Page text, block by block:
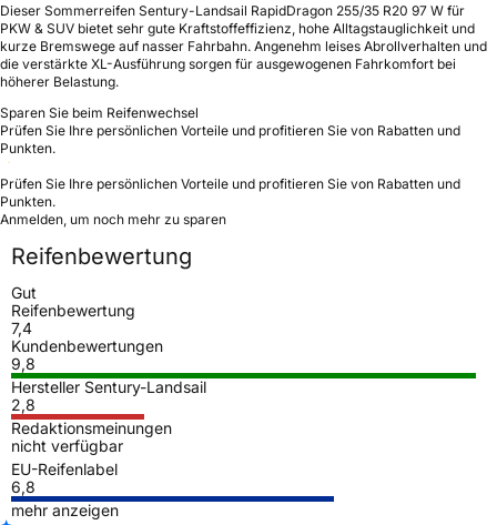
Dieser Sommerreifen Sentury-Landsail RapidDragon 255/35 R20 97 W für
PKW & SUV bietet sehr gute Kraftstoffeffizienz, hohe Alltagstauglichkeit und
kurze Bremswege auf nasser Fahrbahn. Angenehm leises Abrollverhalten und
die verstärkte XL-Ausführung sorgen für ausgewogenen Fahrkomfort bei
höherer Belastung.
Sparen Sie beim Reifenwechsel
Prüfen Sie Ihre persönlichen Vorteile und profitieren Sie von Rabatten und
Punkten.
Prüfen Sie Ihre persönlichen Vorteile und profitieren Sie von Rabatten und
Punkten.
Anmelden, um noch mehr zu sparen
Reifenbewertung
Gut
Reifenbewertung
7,4
Kundenbewertungen
9,8
Hersteller Sentury-Landsail
2,8
Redaktionsmeinungen
nicht verfügbar
EU-Reifenlabel
6,8
mehr anzeigen